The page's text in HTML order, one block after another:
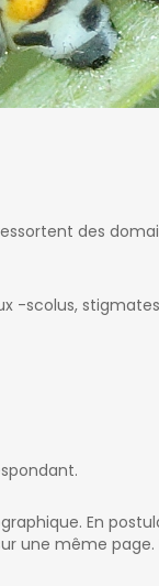
des
-scolus,
En
une même